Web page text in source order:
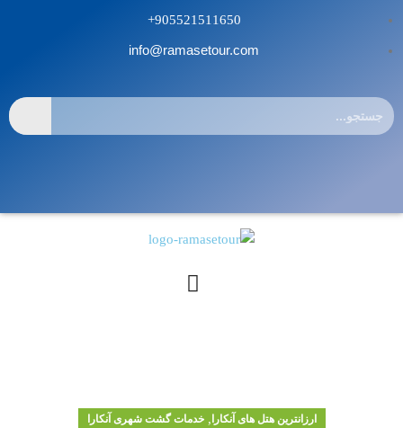
905521511650+
info@ramasetour.com
ارزانترین هتل های آنکارا ,خدمات گشت شهری آنکارا